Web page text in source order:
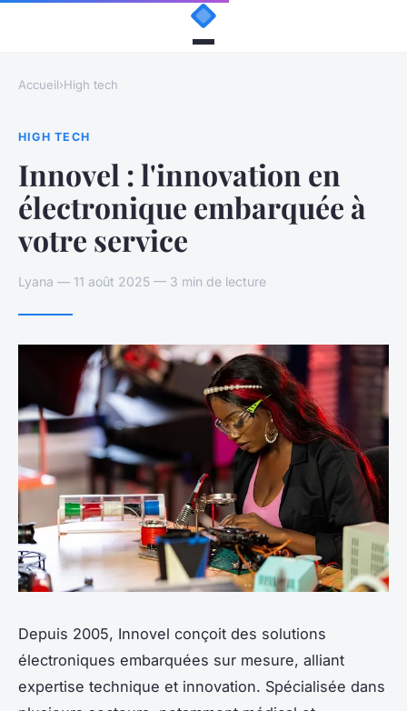
Accueil›High tech
HIGH TECH
Innovel : l'innovation en
électronique embarquée à
votre service
Lyana — 11 août 2025 — 3 min de lecture
Depuis 2005, Innovel conçoit des solutions
électroniques embarquées sur mesure, alliant
expertise technique et innovation. Spécialisée dans